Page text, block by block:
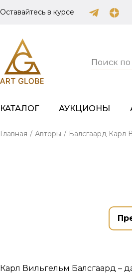
Оставайтесь в курсе
КАТАЛОГ АУКЦИОНЫ
Главная / Авторы / Балсгаард Карл
Карл Вильгельм Балсгаард –